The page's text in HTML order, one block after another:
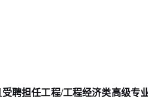
受聘担任工程/工程经济类高级专